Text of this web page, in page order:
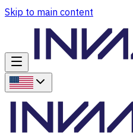
Skip to main content